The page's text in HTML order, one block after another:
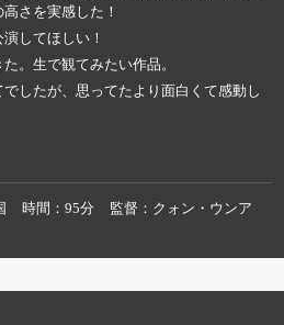
さを実感した！
してほしい！
。生で観てみたい作品。
したが、思ってたより面白くて感動し
時間 95分 監督
クォン・ウンア